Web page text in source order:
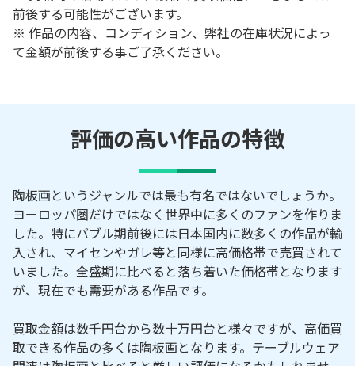
前後する可能性がございます。
※ 作品の内容、コンディション、弊社の在庫状況によっ
て金額が前後する事ご了承ください。
評価の高い作品の特徴
陶板画というジャンルでは最も有名ではないでしょうか。
ヨーロッパ圏だけではなく世界中に多くのファンを作りま
した。特にバブル期前後には日本国内に数多くの作品が輸
入され、マイセンやガレ等と同様に高価格帯で売買されて
いました。全盛期に比べると落ち着いた価格帯となります
が、現在でも需要がある作品です。
買取金額は数千円台から数十万円台と様々ですが、高価買
取できる作品の多くは陶板画となります。テーブルウェア